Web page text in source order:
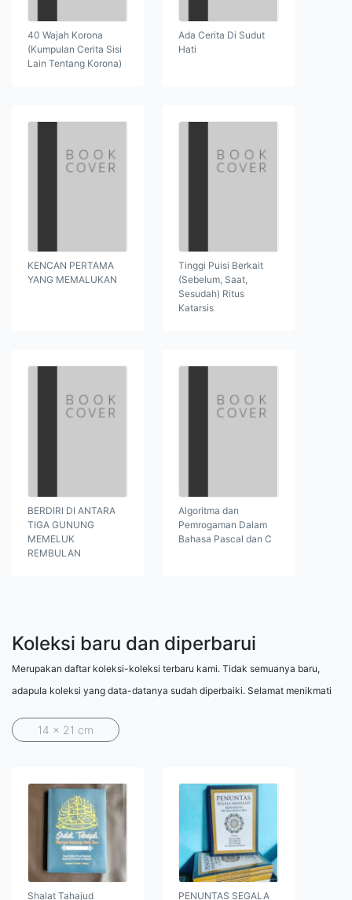
40 Wajah Korona
(Kumpulan Cerita Sisi
Lain Tentang Korona)
Ada Cerita Di Sudut
Hati
KENCAN PERTAMA
YANG MEMALUKAN
Tinggi Puisi Berkait
(Sebelum, Saat,
Sesudah) Ritus
Katarsis
BERDIRI DI ANTARA
TIGA GUNUNG
MEMELUK
REMBULAN
Algoritma dan
Pemrogaman Dalam
Bahasa Pascal dan C
Koleksi baru dan diperbarui
Merupakan daftar koleksi-koleksi terbaru kami. Tidak semuanya baru,
adapula koleksi yang data-datanya sudah diperbaiki. Selamat menikmati
14 x 21 cm
Shalat Tahajud PENUNTAS SEGALA